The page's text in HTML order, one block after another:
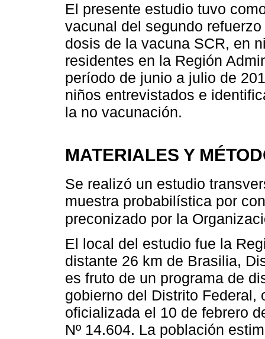
El presente estudio tuvo
vacunal del segundo
dosis de la vacuna SCR, en
residentes en la Región
período de junio a julio de
niños entrevistados e
la no vacunación.
MATERIALES Y
Se realizó un estudio
muestra probabilística por
preconizado por la
El local del estudio fue la
distante 26 km de Brasilia,
es fruto de un programa de
gobierno del Distrito Federal,
oficializada el 10 de febrero
Nº 14.604. La población